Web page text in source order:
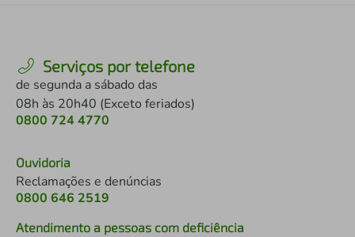
Serviços por telefone
de segunda a sábado das
08h às 20h40 (Exceto feriados)
0800 724 4770
Ouvidoria
Reclamações e denúncias
0800 646 2519
Atendimento a pessoas com deficiência